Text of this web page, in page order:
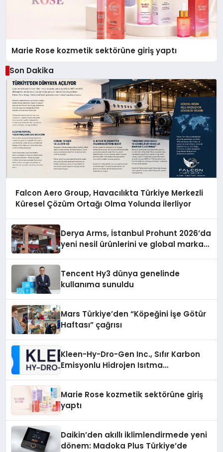
Marie Rose kozmetik sektörüne giriş yaptı
Son Dakika
Falcon Aero Group, Havacılıkta Türkiye Merkezli
Küresel Çözüm Ortağı Olma Yolunda İlerliyor
Derya Arms, İstanbul Prohunt 2026’da
yeni nesil ürünlerini ve global marka
Tencent Hy3 dünya genelinde
kullanıma sunuldu
Mars Türkiye’den “Köpeğini İşe Götür
Haftası” çağrısı
Kleen-Hy-Dro-Gen Inc., Sıfır Karbon
Emisyonlu Hidrojen Isıtma
Marie Rose kozmetik sektörüne giriş
yaptı
Daikin’den akıllı iklimlendirmede yeni
dönem: Madoka Plus Türkiye’de